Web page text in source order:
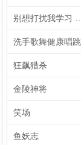
洗手歌舞健康唱跳
狂飙猎杀
金陵神将
笑场
鱼妖志